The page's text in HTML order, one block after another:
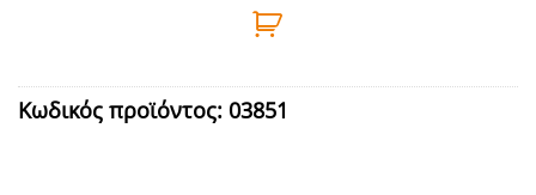
Κωδικός προϊόντος: 03851